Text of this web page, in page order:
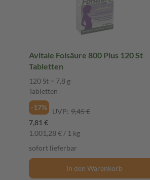
Avitale Folsäure 800 Plus 120 St
Tabletten
120 St = 7,8 g
Tabletten
-17%
UVP: 9,45 €
7,81 €
1.001,28 € / 1 kg
sofort lieferbar
In den Warenkorb